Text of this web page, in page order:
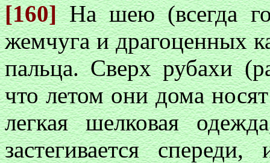
[160]На шею (всегда
жемчуга и драгоценных
пальца. Сверх рубахи
что летом они дома
легкая шелковая
застегивается